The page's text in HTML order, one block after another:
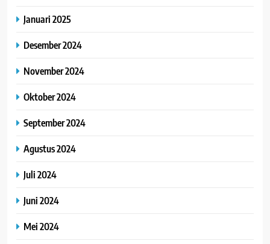
Januari 2025
Desember 2024
November 2024
Oktober 2024
September 2024
Agustus 2024
Juli 2024
Juni 2024
Mei 2024